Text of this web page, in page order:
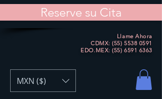
Reserve su Cita
Llame Ahora
CDMX: (55) 5538 0591
EDO.MEX:(55) 6591 6363
MXN ($)